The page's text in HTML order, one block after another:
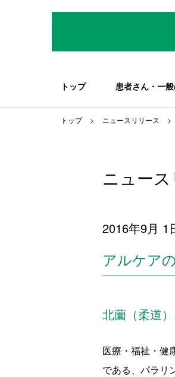
トップ 患者さん・一
トップ ニュースリリース
ニュー
2016年9月 1
アルケア
北薗（柔道
医療・福祉・健
である、パラリ